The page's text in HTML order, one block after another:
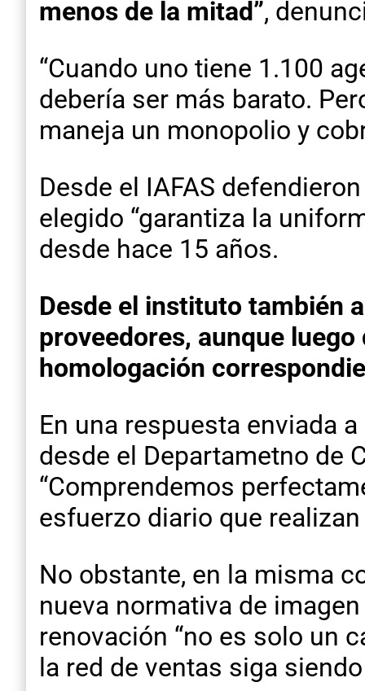
menos de la mitad”,
“Cuando uno tiene 1.100
debería ser más barato.
maneja un monopolio y
Desde el IAFAS
elegido “garantiza la
desde hace 15 años.
Desde el instituto también
proveedores, aunque
homologación
En una respuesta enviada
desde el Departametno de
“Comprendemos
esfuerzo diario que
No obstante, en la misma
nueva normativa de
renovación “no es solo un
la red de ventas siga